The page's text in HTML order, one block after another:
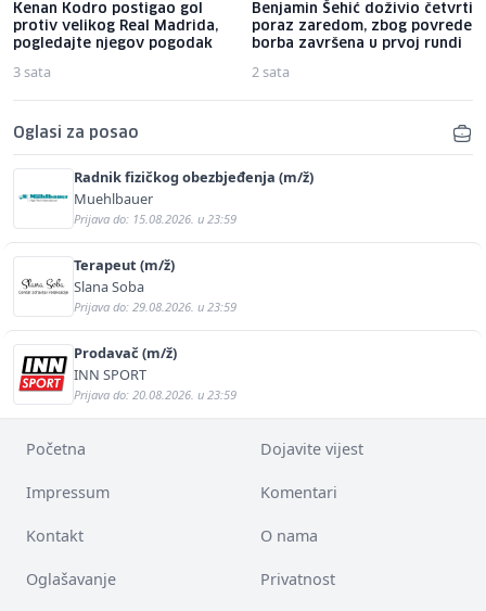
Kenan Kodro postigao gol
protiv velikog Real Madrida,
pogledajte njegov pogodak
3 sata
Benjamin Šehić doživio četvrti
poraz zaredom, zbog povrede
borba završena u prvoj rundi
2 sata
Oglasi za posao
Radnik fizičkog obezbjeđenja (m/ž)
Muehlbauer
Prijava do: 15.08.2026. u 23:59
Terapeut (m/ž)
Slana Soba
Prijava do: 29.08.2026. u 23:59
Prodavač (m/ž)
INN SPORT
Prijava do: 20.08.2026. u 23:59
Početna Dojavite vijest
Impressum Komentari
Kontakt O nama
Oglašavanje Privatnost